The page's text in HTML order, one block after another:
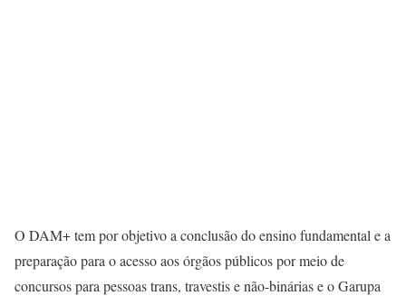
O DAM+ tem por objetivo a conclusão do ensino fundamental e a
preparação para o acesso aos órgãos públicos por meio de
concursos para pessoas trans, travestis e não-binárias e o Garupa